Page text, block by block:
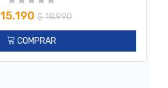
15.190 $18.990
COMPRAR